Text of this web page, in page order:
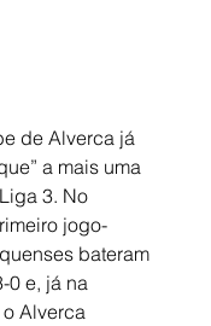
de Alverca já
a mais uma
3. No
jogo-
bateram
0 e, já na
Alverca